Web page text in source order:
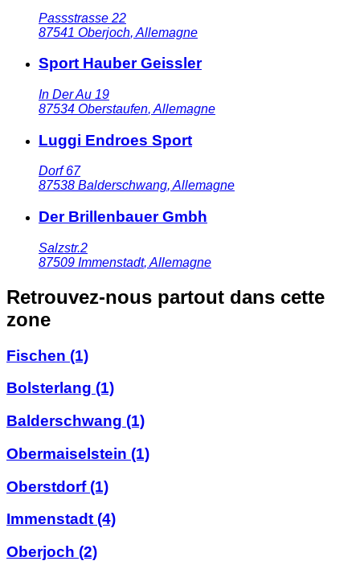
Passstrasse 22
87541 Oberjoch, Allemagne
Sport Hauber Geissler
In Der Au 19
87534 Oberstaufen, Allemagne
Luggi Endroes Sport
Dorf 67
87538 Balderschwang,Allemagne
Der Brillenbauer Gmbh
Salzstr.2
87509 Immenstadt, Allemagne
Retrouvez-nous partout dans cette
zone
Fischen (1)
Bolsterlang (1)
Balderschwang (1)
Obermaiselstein (1)
Oberstdorf(1)
Immenstadt (4)
Oberjoch (2)